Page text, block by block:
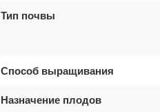
Тип почвы
Способ выращивания
Назначение плодов